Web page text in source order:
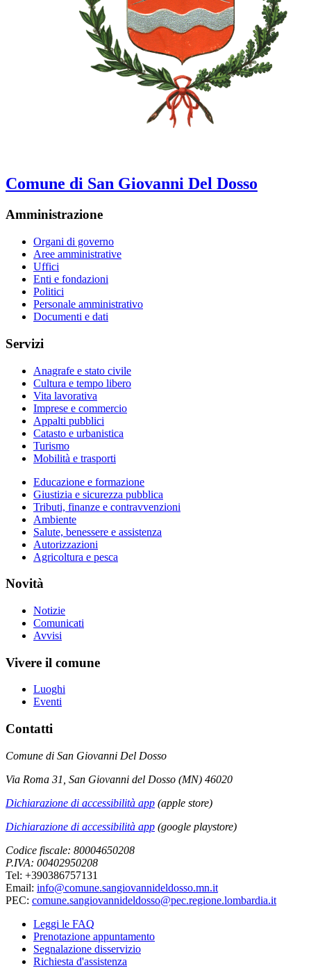
Comune di San Giovanni Del Dosso
Amministrazione
Organi di governo
Aree amministrative
Uffici
Enti e fondazioni
Politici
Personale amministrativo
Documenti e dati
Servizi
Anagrafe e stato civile
Cultura e tempo libero
Vita lavorativa
Imprese e commercio
Appalti pubblici
Catasto e urbanistica
Turismo
Mobilità e trasporti
Educazione e formazione
Giustizia e sicurezza pubblica
Tributi, finanze e contravvenzioni
Ambiente
Salute, benessere e assistenza
Autorizzazioni
Agricoltura e pesca
Novità
Notizie
Comunicati
Avvisi
Vivere il comune
Luoghi
Eventi
Contatti
Comune di San Giovanni Del Dosso
Via Roma 31, San Giovanni del Dosso (MN) 46020
Dichiarazione di accessibilità app (apple store)
Dichiarazione di accessibilità app (google playstore)
Codice fiscale: 80004650208
P.IVA: 00402950208
Tel: +390386757131
Email: info@comune.sangiovannideldosso.mn.it
PEC: comune.sangiovannideldosso@pec.regione.lombardia.it
Leggi le FAQ
Prenotazione appuntamento
Segnalazione disservizio
Richiesta d'assistenza